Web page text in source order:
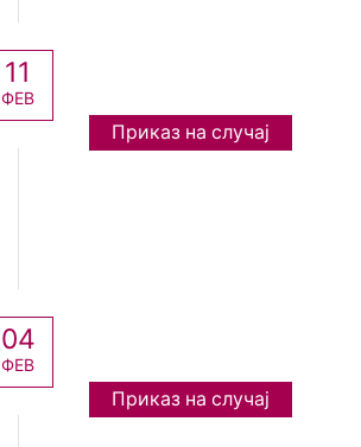
Приказ на случај
11
ФЕВ
Приказ на случај
04
ФЕВ